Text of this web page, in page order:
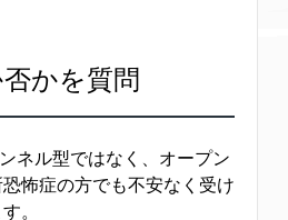
かを質問
ネル型ではなく、オープン
怖症の方でも不安なく受け
。